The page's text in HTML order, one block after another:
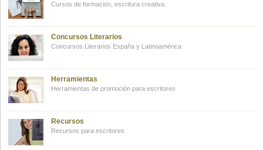
Cursos de formación, escritura creativa.
Concursos Literarios
Concursos Literarios España y Latinoamérica
Herramientas
Herramientas de promoción para escritores
Recursos
Recursos para escritores